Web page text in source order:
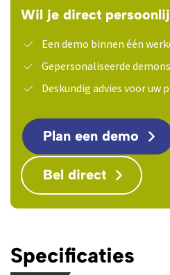
Wil je direct
Een demo binnen één
Gepersonaliseerde
Deskundig advies voor uw
Plan een demo
Bel direct
Specificaties